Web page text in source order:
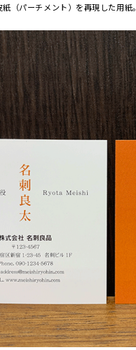
（パーチメント）を再現した用紙。